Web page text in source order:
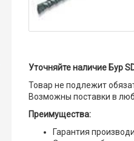
Уточняйте наличие Бур
Товар не подлежит
Возможны поставки в
Преимущества:
Гарантия